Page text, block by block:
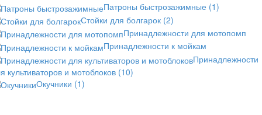
Патроны быстрозажимные (1)
Стойки для болгарок (2)
Принадлежности для мотопомп
Принадлежности к мойкам
Принадлежности
культиваторов и мотоблоков (10)
Окучники (1)